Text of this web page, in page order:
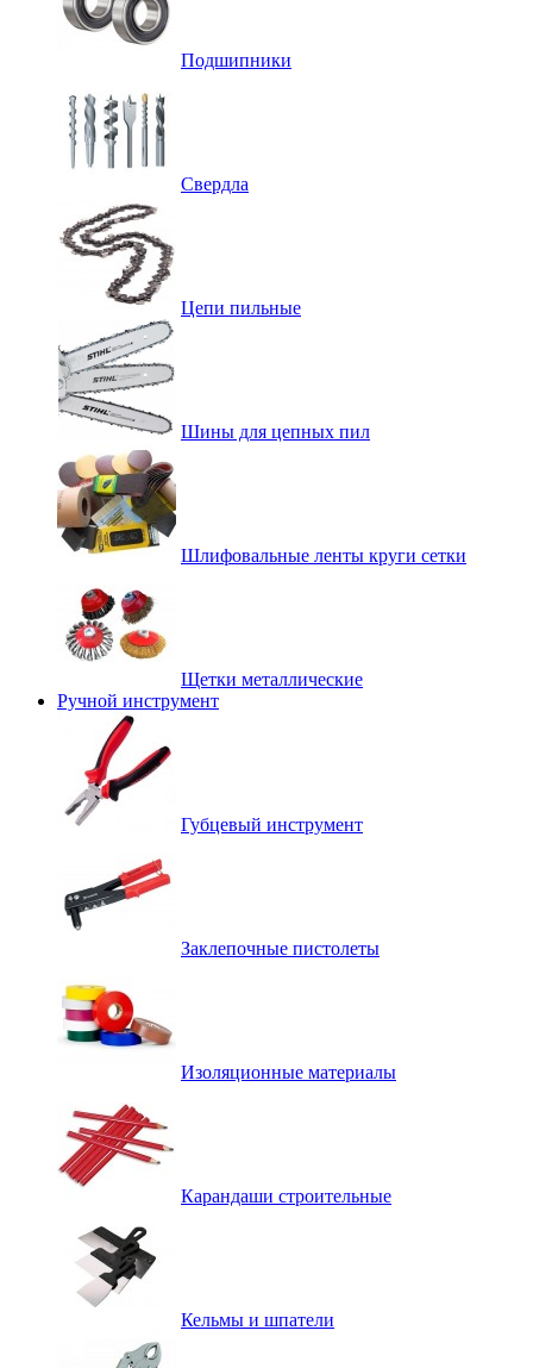
Подшипники
Свердла
Цепи пильные
Шины для цепных пил
Шлифовальные ленты круги сетки
Щетки металлические
Ручной инструмент
Губцевый инструмент
Заклепочные пистолеты
Изоляционные материалы
Карандаши строительные
Кельмы и шпатели